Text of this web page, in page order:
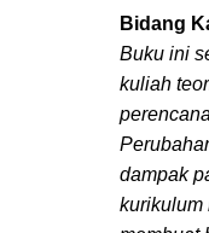
Bidang
Buku ini
kuliah
dampak
kurikulum